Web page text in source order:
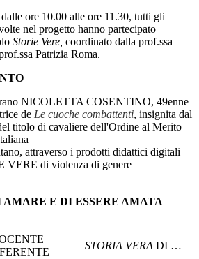
ore 10.00 alle ore 11.30, tutti gli
nel progetto hanno partecipato
Storie Vere, coordinato dalla prof.ssa
Patrizia Roma.
NICOLETTA COSENTINO, 49enne
de Le cuoche combattenti, insignita dal
titolo di cavaliere dell'Ordine al Merito
attraverso i prodotti didattici digitali
VERE di violenza di genere
E DI ESSERE AMATA
STORIA VERA DI …